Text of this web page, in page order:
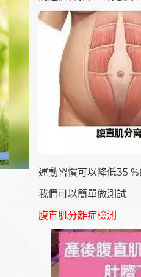
運動習慣可以降低35
我們可以簡單做測試
腹直肌分離症檢測